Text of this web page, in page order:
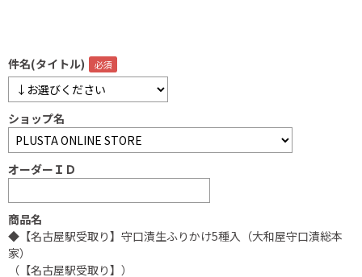
件名(タイトル)
ショップ名
オーダーＩＤ
商品名
◆【名古屋駅受取り】守口漬生ふりかけ5種入（大和屋守口漬総本
家）
（【名古屋駅受取り】）